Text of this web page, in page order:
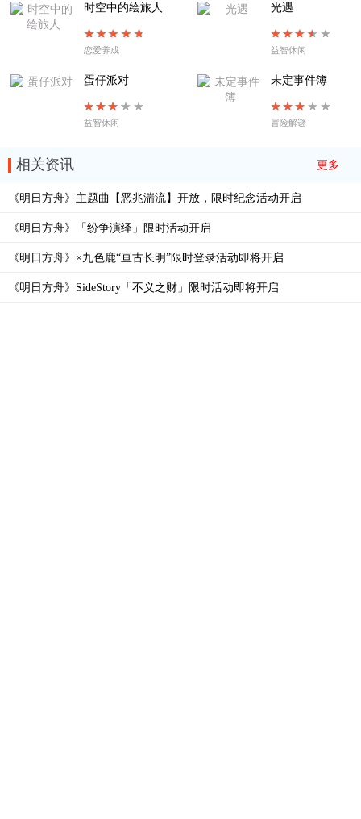
时空中的绘旅人
恋爱养成
光遇
益智休闲
蛋仔派对
益智休闲
未定事件簿
冒险解谜
相关资讯 更多
《明日方舟》主题曲【恶兆湍流】开放，限时纪念活动开启
《明日方舟》「纷争演绎」限时活动开启
《明日方舟》×九色鹿“亘古长明”限时登录活动即将开启
《明日方舟》SideStory「不义之财」限时活动即将开启